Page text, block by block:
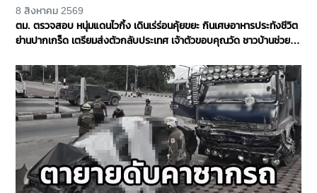
8 สิงหาคม 2569
ตม. ตรวจสอบ หนุ่มแดนไวกิ้ง เดินเร่ร่อนคุ้ยขยะ กินเศษอาหารประทังชีวิต
ย่านปากเกร็ด เตรียมส่งตัวกลับประเทศ เจ้าตัวขอบคุณวัด ชาวบ้านช่วย